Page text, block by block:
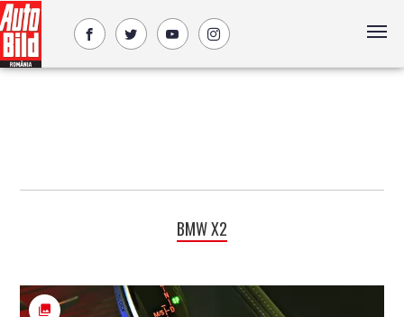
BMW X2